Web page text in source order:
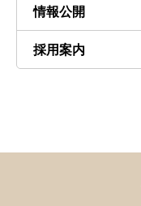
情報公開
採用案内